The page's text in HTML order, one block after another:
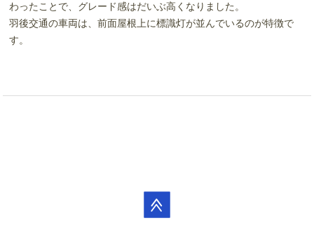
わったことで、グレード感はだいぶ高くなりました。
羽後交通の車両は、前面屋根上に標識灯が並んでいるのが特徴で
す。